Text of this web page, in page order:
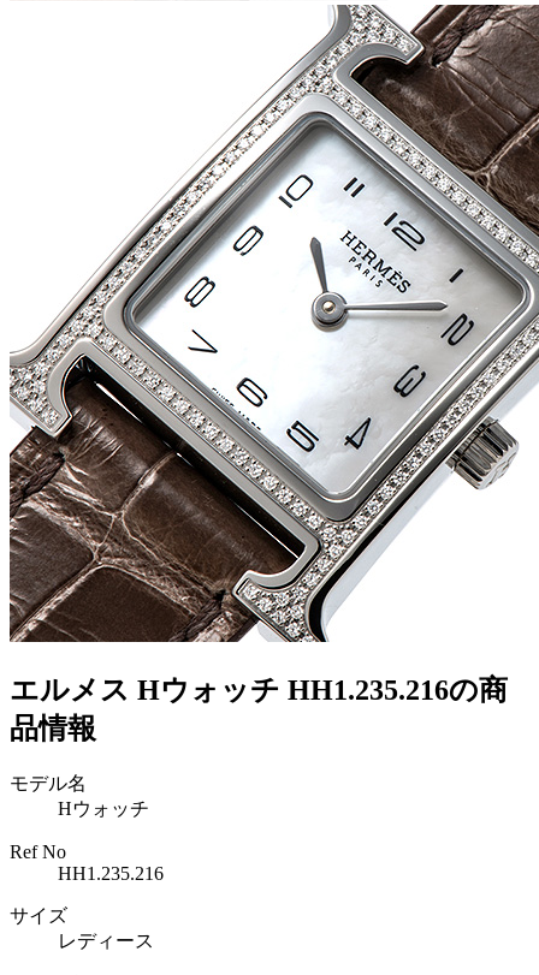
エルメス Hウォッチ HH1.235.216の商
品情報
モデル名
Hウォッチ
Ref No
HH1.235.216
サイズ
レディース